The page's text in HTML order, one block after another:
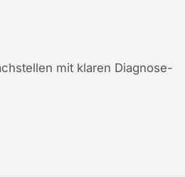
mit klaren Diagnose-